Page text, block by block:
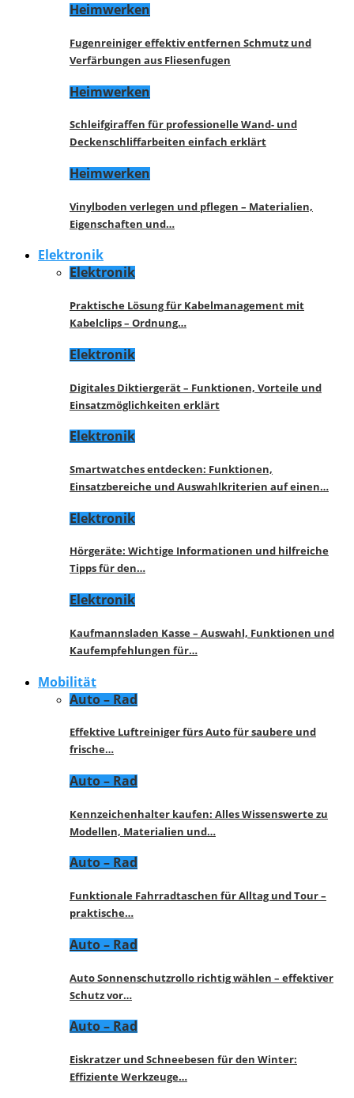
Heimwerken
Fugenreiniger effektiv entfernen Schmutz und
Verfärbungen aus Fliesenfugen
Heimwerken
Schleifgiraffen für professionelle Wand- und
Deckenschliffarbeiten einfach erklärt
Heimwerken
Vinylboden verlegen und pflegen – Materialien,
Eigenschaften und…
Elektronik
Elektronik
Praktische Lösung für Kabelmanagement mit
Kabelclips – Ordnung…
Elektronik
Digitales Diktiergerät – Funktionen, Vorteile und
Einsatzmöglichkeiten erklärt
Elektronik
Smartwatches entdecken: Funktionen,
Einsatzbereiche und Auswahlkriterien auf einen…
Elektronik
Hörgeräte: Wichtige Informationen und hilfreiche
Tipps für den…
Elektronik
Kaufmannsladen Kasse – Auswahl, Funktionen und
Kaufempfehlungen für…
Mobilität
Auto – Rad
Effektive Luftreiniger fürs Auto für saubere und
frische…
Auto – Rad
Kennzeichenhalter kaufen: Alles Wissenswerte zu
Modellen, Materialien und…
Auto – Rad
Funktionale Fahrradtaschen für Alltag und Tour –
praktische…
Auto – Rad
Auto Sonnenschutzrollo richtig wählen – effektiver
Schutz vor…
Auto – Rad
Eiskratzer und Schneebesen für den Winter:
Effiziente Werkzeuge…